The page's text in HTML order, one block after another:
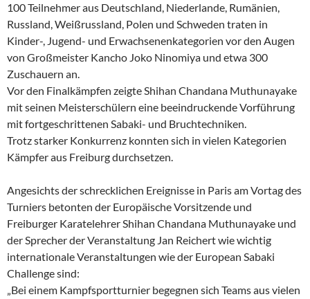
100 Teilnehmer aus Deutschland, Niederlande, Rumänien,
Russland, Weißrussland, Polen und Schweden traten in
Kinder-, Jugend- und Erwachsenenkategorien vor den Augen
von Großmeister Kancho Joko Ninomiya und etwa 300
Zuschauern an.
Vor den Finalkämpfen zeigte Shihan Chandana Muthunayake
mit seinen Meisterschülern eine beeindruckende Vorführung
mit fortgeschrittenen Sabaki- und Bruchtechniken.
Trotz starker Konkurrenz konnten sich in vielen Kategorien
Kämpfer aus Freiburg durchsetzen.
Angesichts der schrecklichen Ereignisse in Paris am Vortag des
Turniers betonten der Europäische Vorsitzende und
Freiburger Karatelehrer Shihan Chandana Muthunayake und
der Sprecher der Veranstaltung Jan Reichert wie wichtig
internationale Veranstaltungen wie der European Sabaki
Challenge sind:
„Bei einem Kampfsportturnier begegnen sich Teams aus vielen